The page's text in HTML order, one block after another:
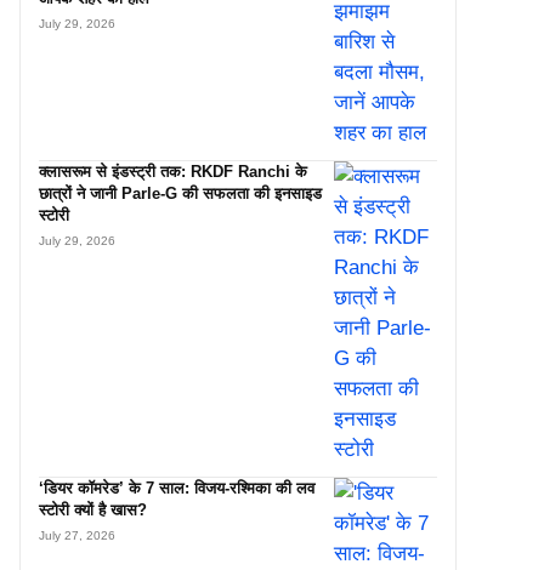
July 29, 2026
क्लासरूम से इंडस्ट्री तक: RKDF Ranchi के
छात्रों ने जानी Parle-G की सफलता की इनसाइड
स्टोरी
July 29, 2026
‘डियर कॉमरेड’ के 7 साल: विजय-रश्मिका की लव
स्टोरी क्यों है खास?
July 27, 2026